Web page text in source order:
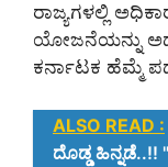
ರಾಜ್ಯಗಳಲ್ಲಿ
ಯೋಜನೆಯನ್ನು
ಕರ್ನಾಟಕ ಹೆಮ್ಮೆ
ALSO READ :
ದೊಡ್ಡ ಹಿನ್ನಡೆ..!!